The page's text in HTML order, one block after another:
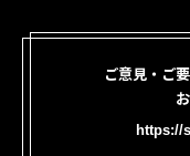
ご意見・ご
https://